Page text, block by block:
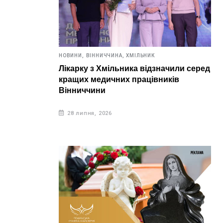
НОВИНИ, ВІННИЧЧИНА, ХМІЛЬНИК
Лікарку з Хмільника відзначили серед
кращих медичних працівників
Вінниччини
28 липня, 2026